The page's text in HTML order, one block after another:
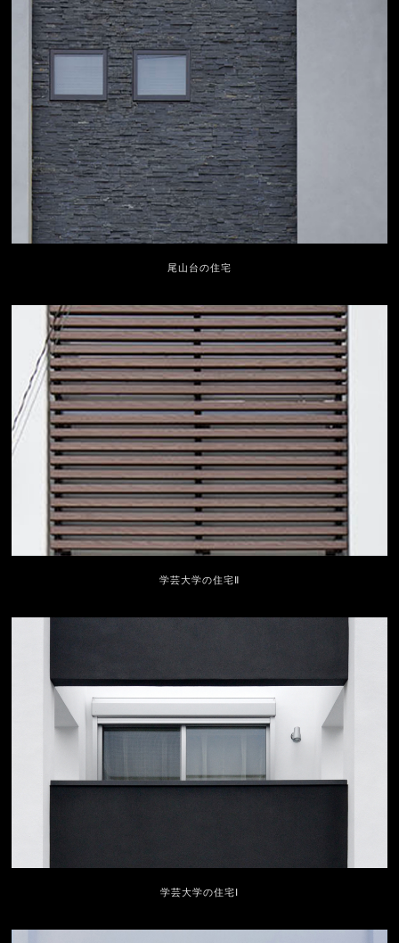
尾山台の住宅
学芸大学の住宅Ⅱ
学芸大学の住宅Ⅰ